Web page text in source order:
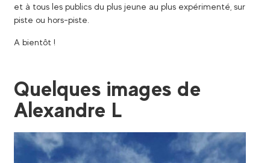
et à tous les publics du plus jeune au plus expérimenté, sur
piste ou hors-piste.
A bientôt !
Quelques images de
Alexandre L